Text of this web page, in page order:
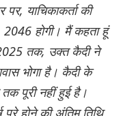
याचिकाकर्ता की
2046 होगी। मैं कहता हूं
तक, उक्त कैदी ने
भोगा है। कैदी के
तक पूरी नहीं हुई है।